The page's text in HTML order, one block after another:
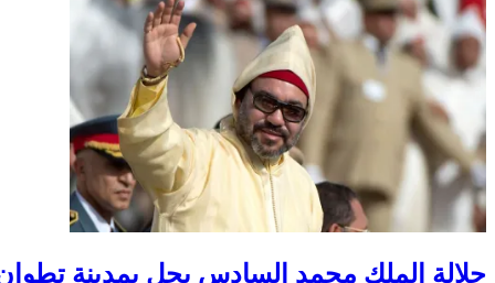
جلالة الملك محمد السادس يحل بمدينة